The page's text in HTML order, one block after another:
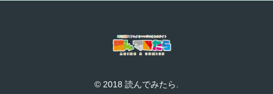
© 2018 読んでみたら.